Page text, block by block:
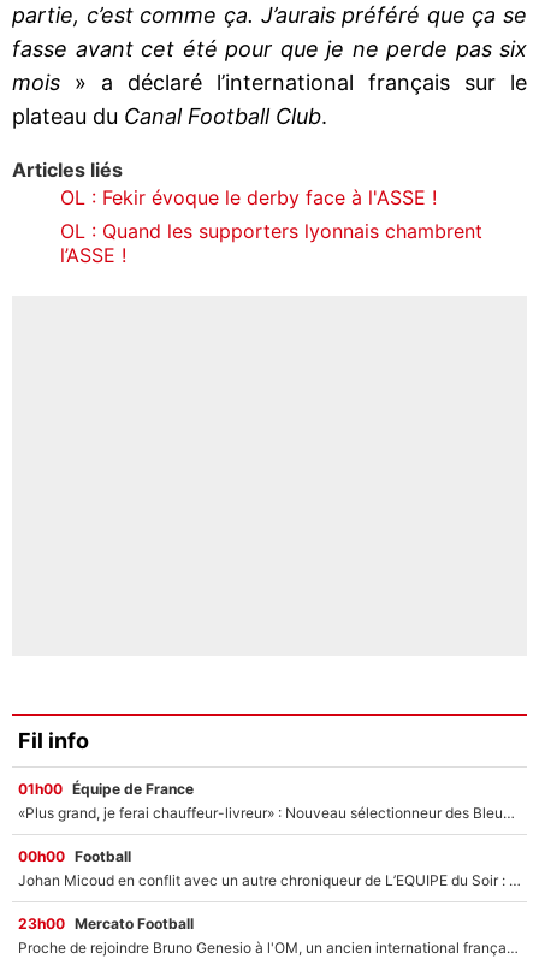
partie, c’est comme ça. J’aurais préféré que ça se
fasse avant cet été pour que je ne perde pas six
mois » a déclaré l’international français sur le
plateau du Canal Football Club.
Articles liés
OL : Fekir évoque le derby face à l'ASSE !
OL : Quand les supporters lyonnais chambrent
l’ASSE !
Fil info
01h00 Équipe de France
«Plus grand, je ferai chauffeur-livreur» : Nouveau sélectionneur des Bleus, Zinédine Zidane s’était imaginé un avenir très différent lorsqu'il était enfant
00h00 Football
Johan Micoud en conflit avec un autre chroniqueur de L’EQUIPE du Soir : «Pendant un moment, je ne les ai pas remis ensemble dans l'émission»
23h00 Mercato Football
Proche de rejoindre Bruno Genesio à l'OM, un ancien international français va finalement débarquer... sur RMC !